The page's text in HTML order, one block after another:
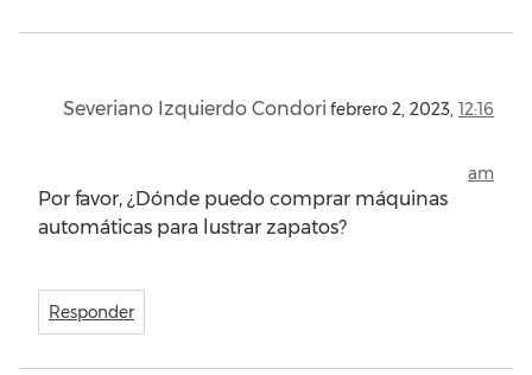
Severiano Izquierdo Condori febrero 2, 2023, 12:16
am
Por favor, ¿Dónde puedo comprar máquinas
automáticas para lustrar zapatos?
Responder